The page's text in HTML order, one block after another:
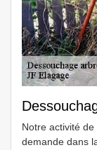
Notre activité
demande dans